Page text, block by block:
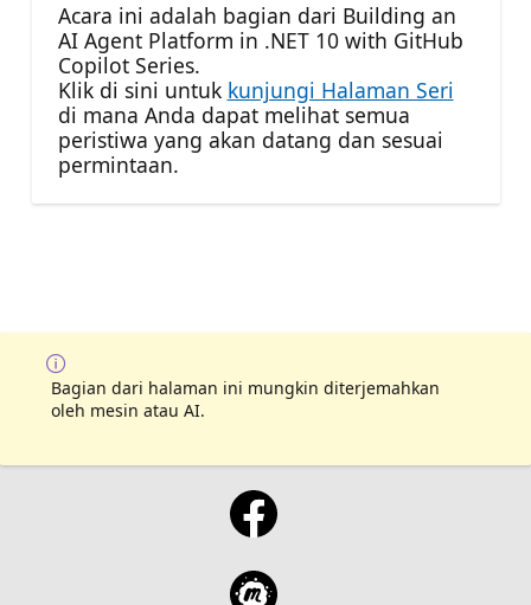
Acara ini adalah bagian dari Building an
AI Agent Platform in .NET 10 with GitHub
Copilot Series.
Klik di sini untuk kunjungi Halaman Seri
di mana Anda dapat melihat semua
peristiwa yang akan datang dan sesuai
permintaan.
Bagian dari halaman ini mungkin diterjemahkan
oleh mesin atau AI.